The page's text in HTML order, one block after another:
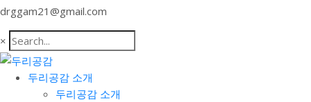
drggam21@gmail.com
×
두리공감 소개
두리공감 소개